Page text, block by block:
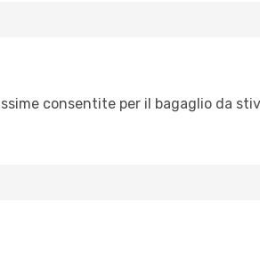
consentite per il bagaglio da